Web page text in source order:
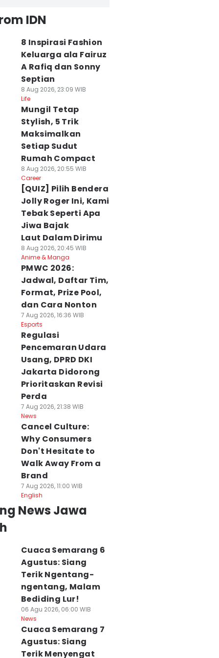
IDN
8 Inspirasi Fashion
Keluarga ala Fairuz
A Rafiq dan Sonny
Septian
8 Aug 2026, 23:09 WIB
Life
Mungil Tetap
Stylish, 5 Trik
Maksimalkan
Setiap Sudut
Rumah Compact
8 Aug 2026, 20:55 WIB
Career
[QUIZ] Pilih Bendera
Jolly Roger Ini, Kami
Tebak Seperti Apa
Jiwa Bajak
Laut Dalam Dirimu
8 Aug 2026, 20:45 WIB
Anime & Manga
PMWC 2026:
Jadwal, Daftar Tim,
Format, Prize Pool,
dan Cara Nonton
7 Aug 2026, 16:36 WIB
Esports
Regulasi
Pencemaran Udara
Usang, DPRD DKI
Jakarta Didorong
Prioritaskan Revisi
Perda
7 Aug 2026, 21:38 WIB
News
Cancel Culture:
Why Consumers
Don't Hesitate to
Walk Away From a
Brand
7 Aug 2026, 11:00 WIB
English
News Jawa
Cuaca Semarang 6
Agustus: Siang
Terik Ngentang-
ngentang, Malam
Bediding Lur!
06 Agu 2026, 06:00 WIB
News
Cuaca Semarang 7
Agustus: Siang
Terik Menyengat